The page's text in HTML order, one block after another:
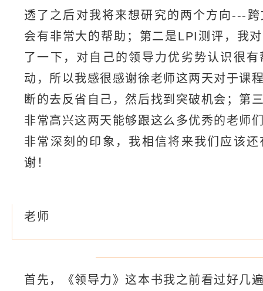
透了之后对我将来想研究的两个方向---
会有非常大的帮助；第二是LPI测评，我
了一下，对自己的领导力优劣势认识很
动，所以我感很感谢徐老师这两天对于课
断的去反省自己，然后找到突破机会；第
非常高兴这两天能够跟这么多优秀的老师
非常深刻的印象，我相信将来我们应该
谢！
老师
首先，《领导力》这本书我之前看过好几